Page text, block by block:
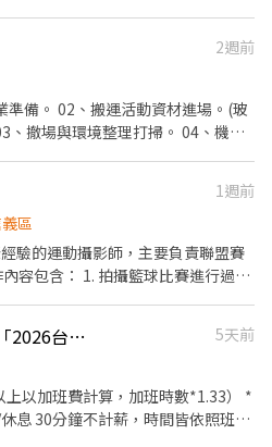
6636-2428#306
現場跟我們人員聯繫
2週前
備。 02、搬運活動資材進場。(玻
、撤場與環境整理打掃。 04、機動
嚴格禁止滑手機、使用手機拍攝...
事情做，不懂要問，不要裝懂。
超過集合時間(遲到)會由後補補上，
質，故有可能因為流程關係延後工
上衣+深色長褲子+布鞋（勿穿拖
若是因染疫而無法前來，請傳快
1週前
區
驗的運動攝影師，主要負責聯盟賽
、球員特寫、教練互動及團隊合照
達比賽場地，並於開賽前完成設備
理並上傳照片檔案。 希望應徵
攝影經驗，能準確捕捉球員動作及
、記憶卡及相關攝影設備。 歡迎
台北世貿一館_8/14-8/17「2026台北第32屆福爾摩莎家具展」工讀生
5天前
以加班費計算，加班時數*1.33） *
息 30分鐘不計薪，時間皆依照班表